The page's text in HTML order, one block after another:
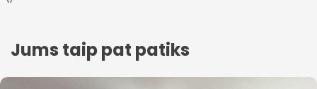
Jums taip pat patiks